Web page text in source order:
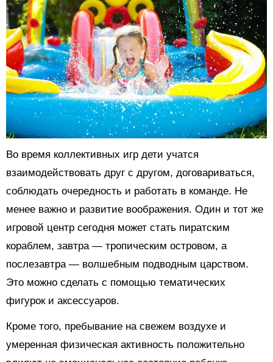
Во время коллективных игр дети учатся
взаимодействовать друг с другом, договариваться,
соблюдать очередность и работать в команде. Не
менее важно и развитие воображения. Один и тот же
игровой центр сегодня может стать пиратским
кораблем, завтра — тропическим островом, а
послезавтра — волшебным подводным царством.
Это можно сделать с помощью тематических
фигурок и аксессуаров.
Кроме того, пребывание на свежем воздухе и
умеренная физическая активность положительно